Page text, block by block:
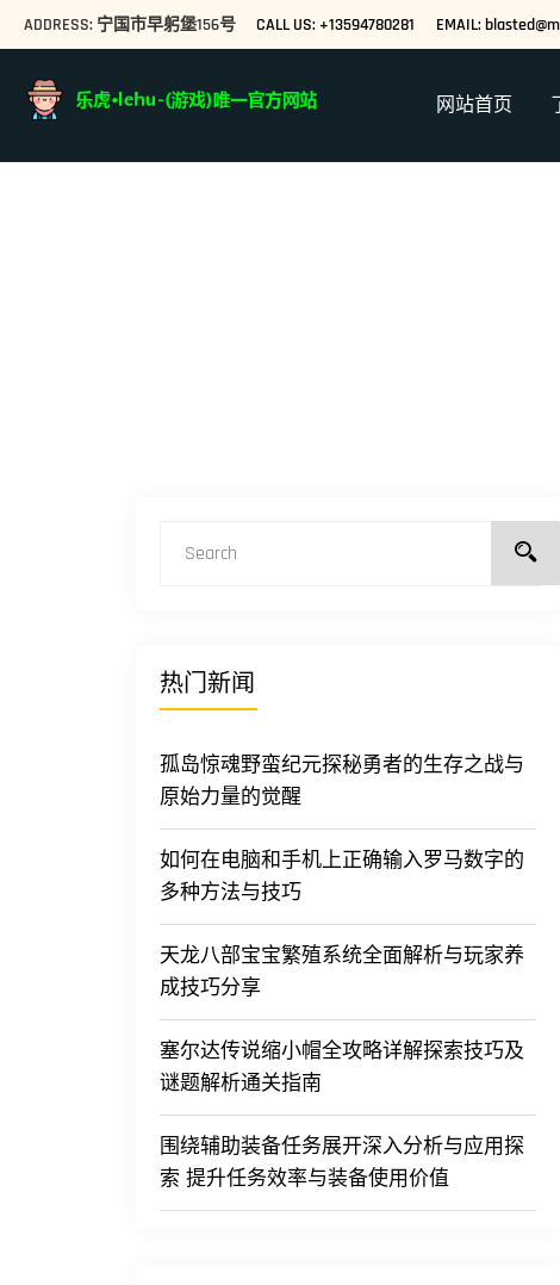
ADDRESS: 宁国市早躬堡156号 CALL US: +13594780281 EMAIL:
网站首页
热门新闻
孤岛惊魂野蛮纪元探秘勇者的生存之战与
原始力量的觉醒
如何在电脑和手机上正确输入罗马数字的
多种方法与技巧
天龙八部宝宝繁殖系统全面解析与玩家养
成技巧分享
塞尔达传说缩小帽全攻略详解探索技巧及
谜题解析通关指南
围绕辅助装备任务展开深入分析与应用探
索 提升任务效率与装备使用价值